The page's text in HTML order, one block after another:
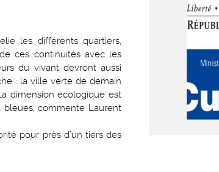
les différents quartiers,
ces continuités avec les
du vivant devront aussi
: la ville verte de demain
dimension écologique est
bleues, commente Laurent
pour près d’un tiers des